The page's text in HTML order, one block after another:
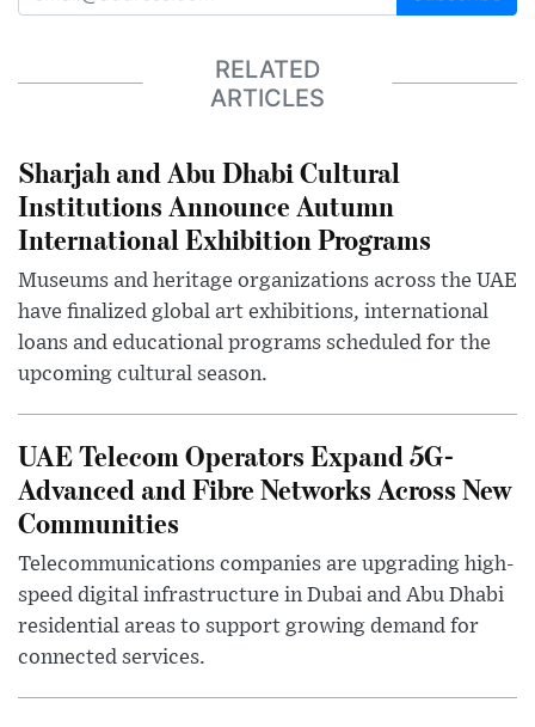
RELATED
ARTICLES
Sharjah and Abu Dhabi Cultural
Institutions Announce Autumn
International Exhibition Programs
Museums and heritage organizations across the UAE
have finalized global art exhibitions, international
loans and educational programs scheduled for the
upcoming cultural season.
UAE Telecom Operators Expand 5G-
Advanced and Fibre Networks Across New
Communities
Telecommunications companies are upgrading high-
speed digital infrastructure in Dubai and Abu Dhabi
residential areas to support growing demand for
connected services.